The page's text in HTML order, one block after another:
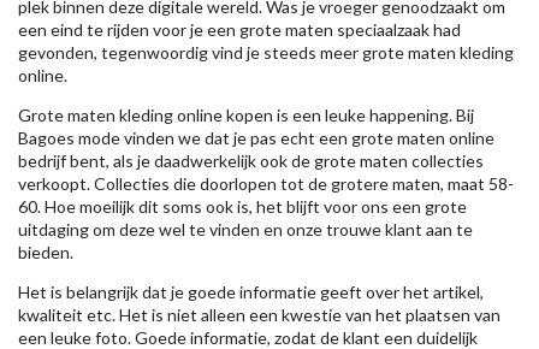
plek binnen deze digitale wereld. Was je vroeger genoodzaakt om
een eind te rijden voor je een grote maten speciaalzaak had
gevonden, tegenwoordig vind je steeds meer grote maten kleding
online.
Grote maten kleding online kopen is een leuke happening. Bij
Bagoes mode vinden we dat je pas echt een grote maten online
bedrijf bent, als je daadwerkelijk ook de grote maten collecties
verkoopt. Collecties die doorlopen tot de grotere maten, maat 58-
60. Hoe moeilijk dit soms ook is, het blijft voor ons een grote
uitdaging om deze wel te vinden en onze trouwe klant aan te
bieden.
Het is belangrijk dat je goede informatie geeft over het artikel,
kwaliteit etc. Het is niet alleen een kwestie van het plaatsen van
een leuke foto. Goede informatie, zodat de klant een duidelijk